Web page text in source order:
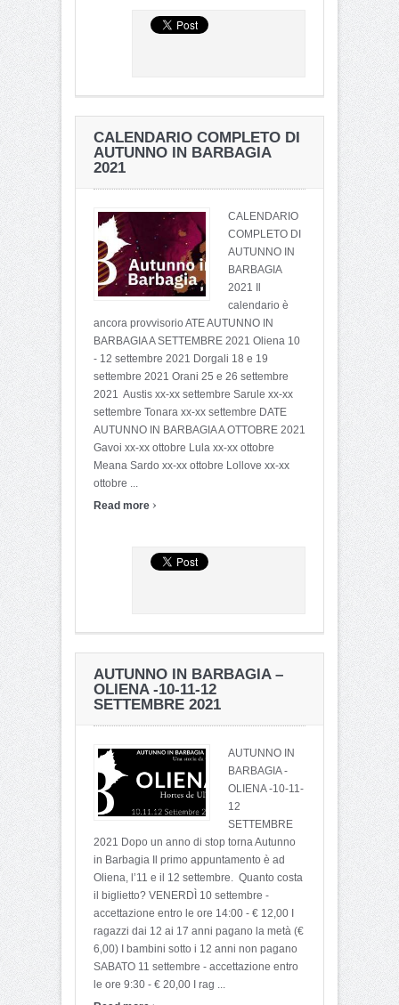
CALENDARIO COMPLETO DI
AUTUNNO IN BARBAGIA
2021
CALENDARIO
COMPLETO DI
AUTUNNO IN
BARBAGIA
2021 Il
calendario è
ancora provvisorio ATE AUTUNNO IN
BARBAGIA A SETTEMBRE 2021 Oliena 10
- 12 settembre 2021 Dorgali 18 e 19
settembre 2021 Orani 25 e 26 settembre
2021 Austis xx-xx settembre Sarule xx-xx
settembre Tonara xx-xx settembre DATE
AUTUNNO IN BARBAGIA A OTTOBRE 2021
Gavoi xx-xx ottobre Lula xx-xx ottobre
Meana Sardo xx-xx ottobre Lollove xx-xx
ottobre ...
Read more ›
AUTUNNO IN BARBAGIA –
OLIENA -10-11-12
SETTEMBRE 2021
AUTUNNO IN
BARBAGIA -
OLIENA -10-11-
12
SETTEMBRE
2021 Dopo un anno di stop torna Autunno
in Barbagia Il primo appuntamento è ad
Oliena, l’11 e il 12 settembre. Quanto costa
il biglietto? VENERDÌ 10 settembre -
accettazione entro le ore 14:00 - € 12,00 I
ragazzi dai 12 ai 17 anni pagano la metà (€
6,00) I bambini sotto i 12 anni non pagano
SABATO 11 settembre - accettazione entro
le ore 9:30 - € 20,00 I rag ...